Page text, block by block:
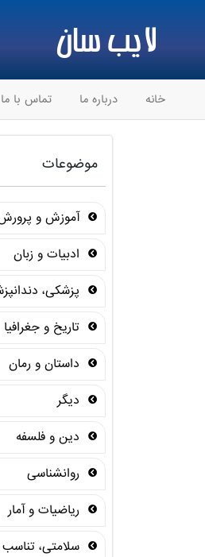
لایب سان
خانه درباره ما تماس با ما
موضوعات
آموزش و
ادبیات و زبان
پزشکی،
تاریخ و جغرافیا
داستان و رمان
دیگر
دین و فلسفه
روانشناسی
ریاضیات و آمار
سلامتی، تناسب